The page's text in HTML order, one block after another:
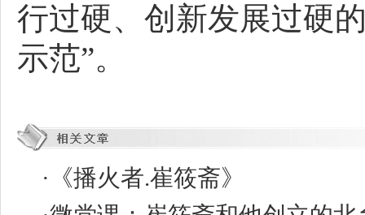
行过硬、创新发展过硬
示范”。
· 《播火者.崔筱斋》